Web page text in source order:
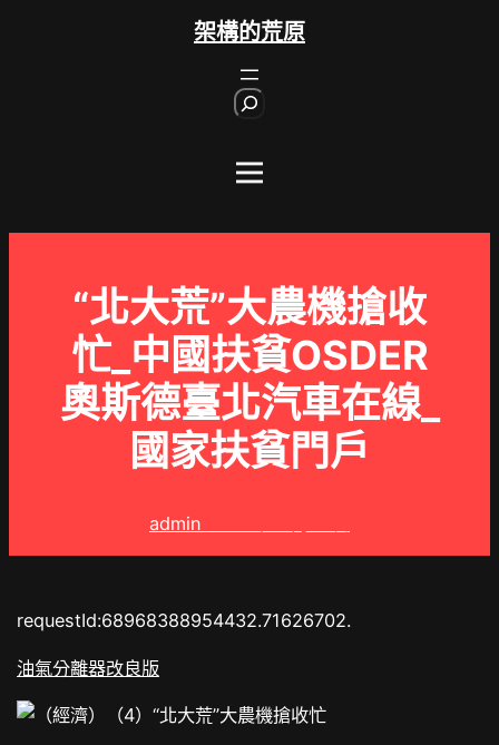
架構的荒原
“北大荒”大農機搶收
忙_中國扶貧OSDER
奧斯德臺北汽車在線_
國家扶貧門戶
admin
requestId:68968388954432.71626702.
油氣分離器改良版